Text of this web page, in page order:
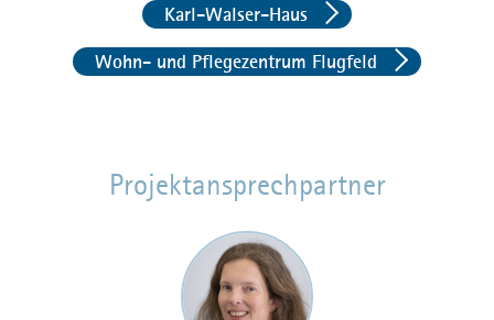
Karl-Walser-Haus
Wohn- und Pflegezentrum Flugfeld
Projektansprechpartner